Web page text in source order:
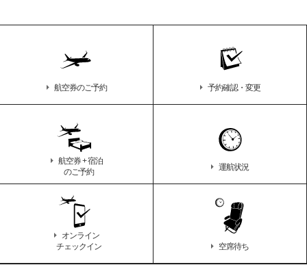
航空券のご予約 予約確認・変更
航空券 + 宿泊
のご予約
運航状況
オンライン
チェックイン
空席待ち